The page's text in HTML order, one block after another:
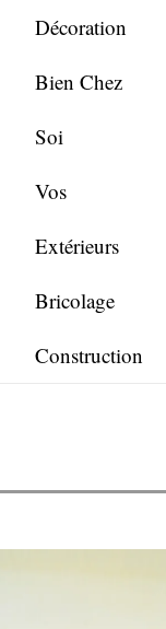
Décoration
Bien Chez
Soi
Vos
Extérieurs
Bricolage
Construction